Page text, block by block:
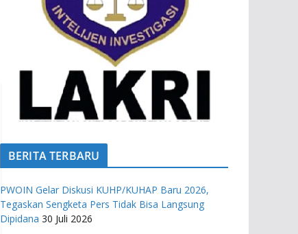
BERITA TERBARU
PWOIN Gelar Diskusi KUHP/KUHAP Baru 2026,
Tegaskan Sengketa Pers Tidak Bisa Langsung
Dipidana 30 Juli 2026